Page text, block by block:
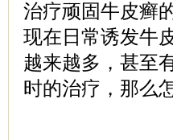
治疗顽固牛皮癣
现在日常诱发牛
越来越多，甚至
时的治疗，那么